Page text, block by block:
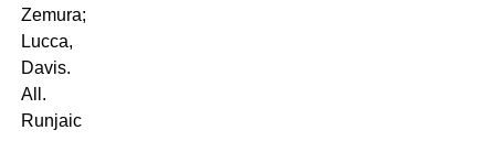
Zemura;
Lucca,
Davis.
All.
Runjaic